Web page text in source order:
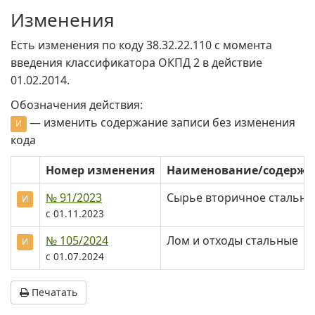
Изменения
Есть изменения по коду 38.32.22.110 c момента
введения классификатора ОКПД 2 в действие
01.02.2014.
Обозначения действия:
И
— изменить содержание записи без изменения
кода
Номер изменения
Наименование/
И № 91/2023
с 01.11.2023
Сырье вторичное
И № 105/2024
с 01.07.2024
Лом и отходы стальные
Печатать